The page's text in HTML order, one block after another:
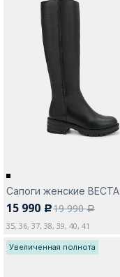
Сапоги женские ВЕСТА
15 990 c19 990a
35, 36, 37, 38, 39, 40, 41
Увеличенная полнота